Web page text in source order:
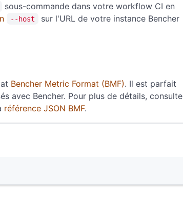
sous-commande dans votre workflow CI en
--host
sur l'URL de votre instance Bencher
Bencher Metric Format (BMF). Il est parfait
avec Bencher. Pour plus de détails,
référence JSON BMF.